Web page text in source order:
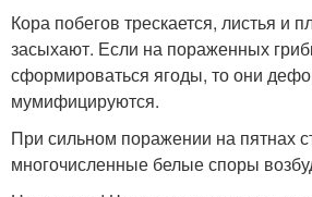
Кора побегов трескается, листья и
засыхают. Если на пораженных
сформироваться ягоды, то они
мумифицируются.
При сильном поражении на пятнах
многочисленные белые споры